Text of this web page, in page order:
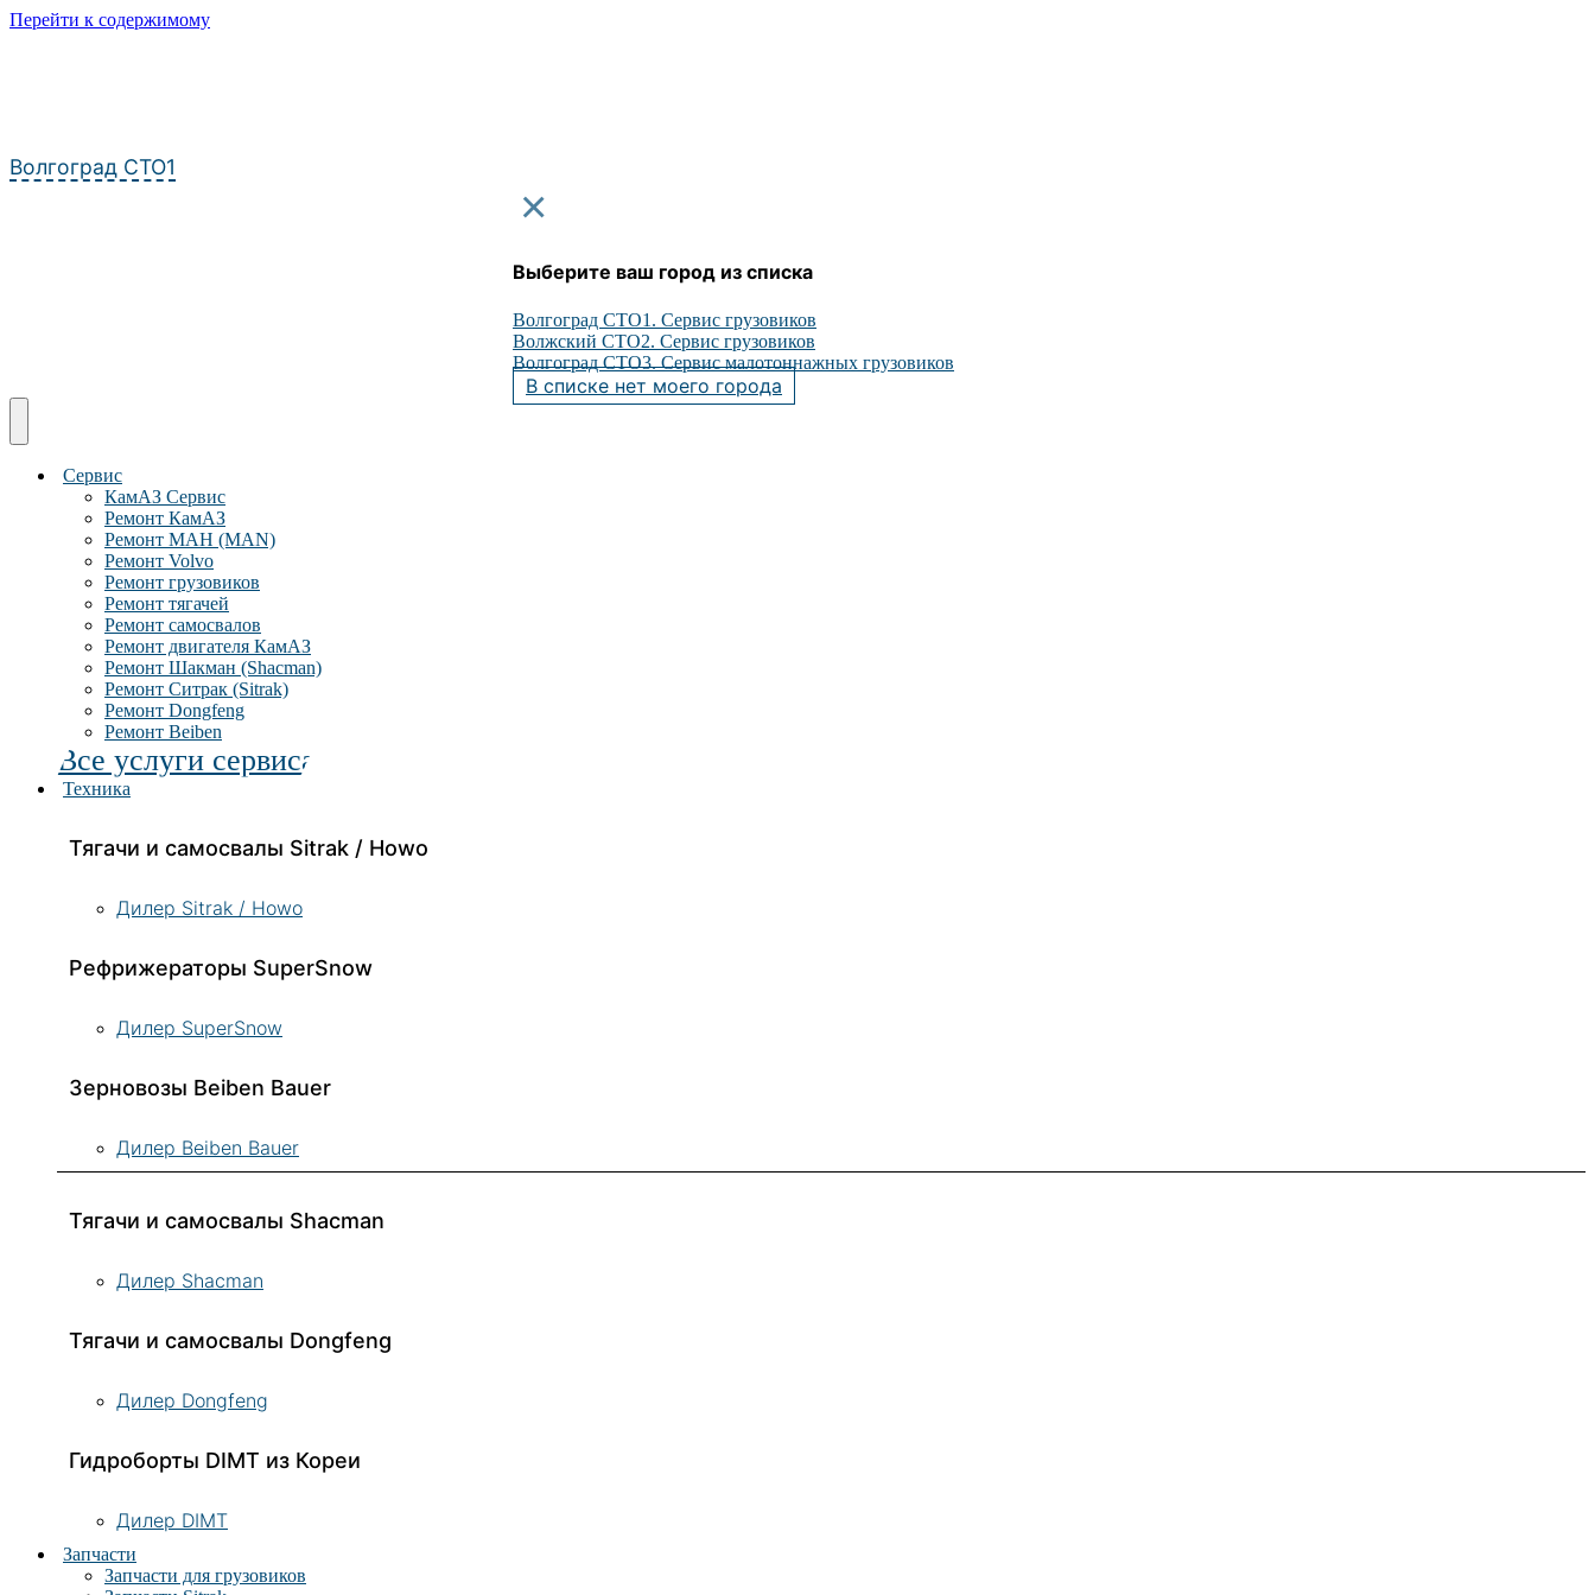
Перейти к содержимому
Волгоград СТО1
×
Выберите ваш город из списка
Волгоград СТО1. Сервис грузовиков
Волжский СТО2. Сервис грузовиков
Волгоград СТО3. Сервис малотоннажных грузовиков
В списке нет моего города
Сервис
КамАЗ Сервис
Ремонт КамАЗ
Ремонт МАН (MAN)
Ремонт Volvo
Ремонт грузовиков
Ремонт тягачей
Ремонт самосвалов
Ремонт двигателя КамАЗ
Ремонт Шакман (Shacman)
Ремонт Ситрак (Sitrak)
Ремонт Dongfeng
Ремонт Beiben
Все услуги сервиса
Техника
Тягачи и самосвалы Sitrak / Howo
Дилер Sitrak / Howo
Рефрижераторы SuperSnow
Дилер SuperSnow
Зерновозы Beiben Bauer
Дилер Beiben Bauer
Тягачи и самосвалы Shacman
Дилер Shacman
Тягачи и самосвалы Dongfeng
Дилер Dongfeng
Гидроборты DIMT из Кореи
Дилер DIMT
Запчасти
Запчасти для грузовиков